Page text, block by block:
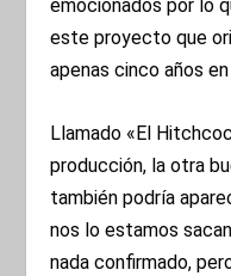
emocionados por lo
este proyecto que
apenas cinco años
Llamado «El
producción, la otra
también podría
nos lo estamos
nada confirmado,